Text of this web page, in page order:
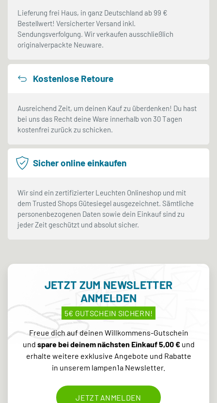
Lieferung frei Haus, in ganz Deutschland ab 99 €
Bestellwert! Versicherter Versand inkl.
Sendungsverfolgung. Wir verkaufen ausschließlich
originalverpackte Neuware.
Kostenlose Retoure
Ausreichend Zeit, um deinen Kauf zu überdenken! Du hast
bei uns das Recht deine Ware innerhalb von 30 Tagen
kostenfrei zurück zu schicken.
Sicher online einkaufen
Wir sind ein zertifizierter Leuchten Onlineshop und mit
dem Trusted Shops Gütesiegel ausgezeichnet. Sämtliche
personenbezogenen Daten sowie dein Einkauf sind zu
jeder Zeit geschützt und absolut sicher.
JETZT ZUM NEWSLETTER
ANMELDEN
5€ GUTSCHEIN SICHERN!
Freue dich auf deinen Willkommens-Gutschein
und spare bei deinem nächsten Einkauf 5,00 €und
erhalte weitere exklusive Angebote und Rabatte
in unserem lampen1a Newsletter.
JETZT ANMELDEN